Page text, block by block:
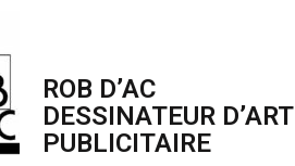
ROB D’AC
DESSINATEUR D’ART
PUBLICITAIRE